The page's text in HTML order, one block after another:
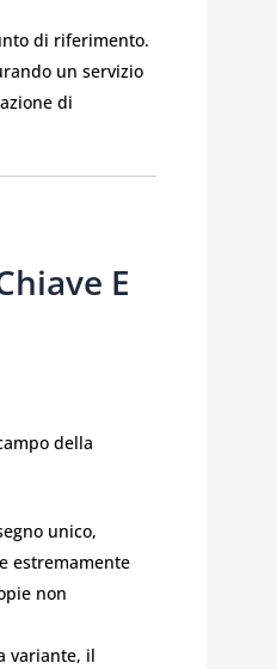
di riferimento.
un servizio
di
E
della
unico,
estremamente
non
variante, il